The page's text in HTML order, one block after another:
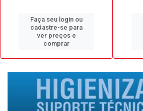
Faça seu login ou
cadastre-se para
ver preços e
comprar